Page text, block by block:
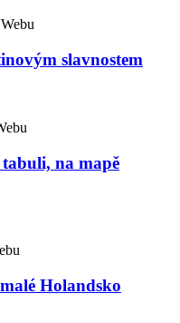
slavnostem
na mapě
Holandsko